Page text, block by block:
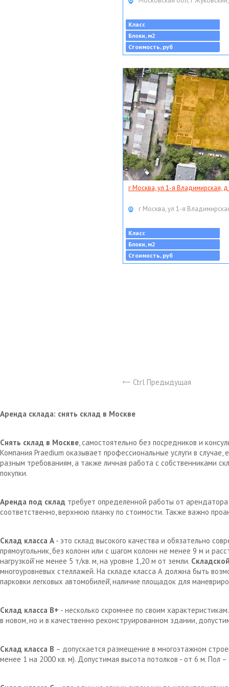
Класс
Блоки, м2
Стоимость, руб
г Москва, ул 1-я Владимирская, д
г Москва, ул 1-я
Класс
Блоки, м2
Стоимость, руб
Ctrl Предыдущая
Аренда склада: снять склад в Москве
Снять склад в Москве, самостоятельно без посредников и
Компания Praedium оказывает профессиональные услуги в
разным требованиям, а также личная работа с собственниками
покупки.
Аренда под склад требует определенной работы от
соответственно, верхнюю планку по стоимости. Также важно
Склад класса А - это склад высокого качества и обязательно
прямоугольник, без колонн или с шагом колонн не менее 9 м и
нагрузкой̆ не менее 5 т/кв. м, на уровне 1,20 м от земли.
многоуровневых стеллажей. На складе класса А должна быть
парковки легковых автомобилей̆, наличие площадок для
Склад класса В+ - несколько скромнее по своим
в новом, но и в качественно реконструированном здании,
Склад класса В – допускается размещение в многоэтажном
менее 1 на 2000 кв. м). Допустимая высота потолков - от 6 м. Пол